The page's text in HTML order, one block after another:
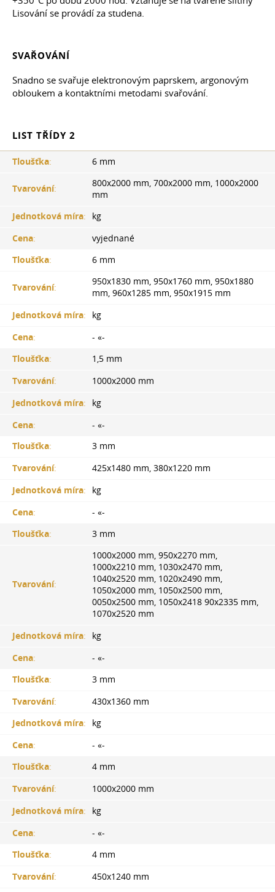
Lisování se provádí za studena.
SVAŘOVÁNÍ
Snadno se svařuje elektronovým paprskem, argonovým
obloukem a kontaktními metodami svařování.
LIST TŘÍDY 2
Tloušťka: 6 mm
Tvarování:
800x2000 mm, 700x2000 mm, 1000x2000
mm
Jednotková míra:
kg
Cena:
vyjednané
Tloušťka: 6 mm
Tvarování:
950x1830 mm, 950x1760 mm, 950x1880
mm, 960x1285 mm, 950x1915 mm
Jednotková míra:
kg
Cena:
- «-
Tloušťka:
1,5 mm
Tvarování:
1000x2000 mm
Jednotková míra:
kg
Cena:
- «-
Tloušťka:
3 mm
Tvarování:
425x1480 mm, 380x1220 mm
Jednotková míra:
kg
Cena:
- «-
Tloušťka: 3 mm
Tvarování:
1000x2000 mm, 950x2270 mm,
1000x2210 mm, 1030x2470 mm,
1040x2520 mm, 1020x2490 mm,
1050x2000 mm, 1050x2500 mm,
0050x2500 mm, 1050x2418 90x2335 mm,
1070x2520 mm
Jednotková míra:
kg
Cena:
- «-
Tloušťka:
3 mm
Tvarování:
430x1360 mm
Jednotková míra:
kg
Cena:
- «-
Tloušťka:
4 mm
Tvarování:
1000x2000 mm
Jednotková míra:
kg
Cena:
- «-
Tloušťka:
4 mm
Tvarování:
450x1240 mm